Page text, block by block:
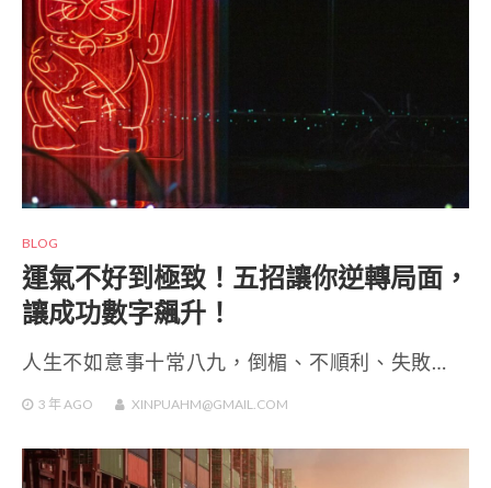
BLOG
運氣不好到極致！五招讓你逆轉局面，
讓成功數字飆升！
人生不如意事十常八九，倒楣、不順利、失敗…
3 年 AGO XINPUAHM@GMAIL.COM